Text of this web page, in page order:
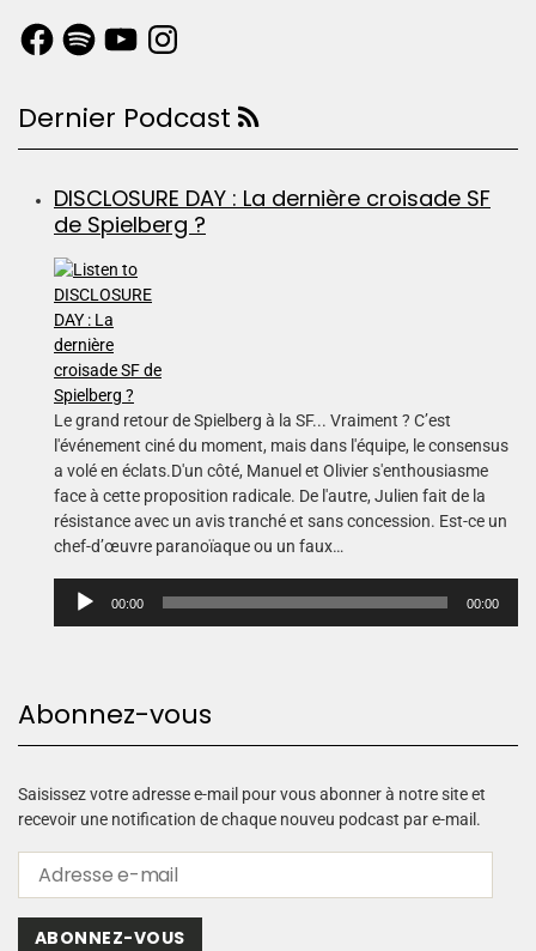
Dernier Podcast
DISCLOSURE DAY : La dernière croisade SF
de Spielberg ?
Le grand retour de Spielberg à la SF... Vraiment ? C’est
l'événement ciné du moment, mais dans l'équipe, le consensus
a volé en éclats.D'un côté, Manuel et Olivier s'enthousiasme
face à cette proposition radicale. De l'autre, Julien fait de la
résistance avec un avis tranché et sans concession. Est-ce un
chef-d’œuvre paranoïaque ou un faux…
u
u
d
o
00:00 00:00
Abonnez-vous
Saisissez votre adresse e-mail pour vous abonner à notre site et
recevoir une notification de chaque nouveu podcast par e-mail.
ABONNEZ-VOUS